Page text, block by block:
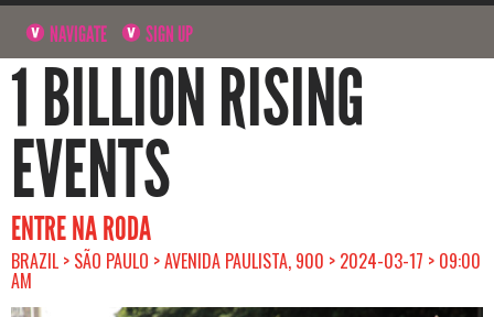
NAVIGATE SIGN UP
1 BILLION RISING
EVENTS
ENTRE NA RODA
BRAZIL > SÃO PAULO > AVENIDA PAULISTA, 900 > 2024-03-17 > 09:00
AM